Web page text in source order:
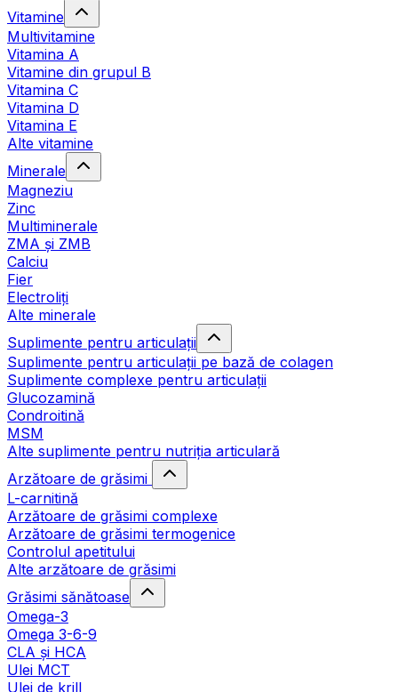
Vitamine
Multivitamine
Vitamina A
Vitamine din grupul B
Vitamina C
Vitamina D
Vitamina E
Alte vitamine
Minerale
Magneziu
Zinc
Multiminerale
ZMA și ZMB
Calciu
Fier
Electroliți
Alte minerale
Suplimente pentru articulații
Suplimente pentru articulații pe bază de colagen
Suplimente complexe pentru articulații
Glucozamină
Condroitină
MSM
Alte suplimente pentru nutriția articulară
Arzătoare de grăsimi
L-carnitină
Arzătoare de grăsimi complexe
Arzătoare de grăsimi termogenice
Controlul apetitului
Alte arzătoare de grăsimi
Grăsimi sănătoase
Omega-3
Omega 3-6-9
CLA şi HCA
Ulei MCT
Ulei de krill